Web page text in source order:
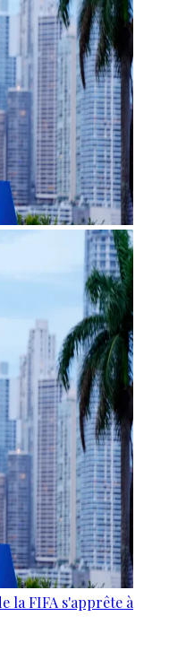
la FIFA s'apprête à